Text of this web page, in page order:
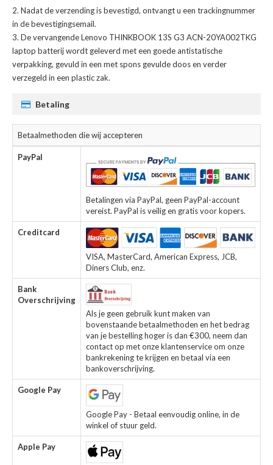
Nadat de verzending is bevestigd, ontvangt u een trackingnummer
in de bevestigingsemail.
Devervangende Lenovo THINKBOOK 13S G3 ACN-20YA002TKG
laptop batterijwordt geleverd met een goede antistatische
verpakking, gevuld in een met spons gevulde doos en verder
verzegeld in een plastic zak.
Betaling
Betaalmethoden die wij accepteren
PayPal
Betalingen via PayPal, geen PayPal-account
vereist. PayPal is veilig en gratis voor kopers.
Creditcard
VISA, MasterCard, American Express, JCB,
Diners Club, enz.
Bank
Overschrijving
Als je geen gebruik kunt maken van
bovenstaande betaalmethoden en het bedrag
van je bestelling hoger is dan €300, neem dan
contact op met onze klantenservice om onze
bankrekening te krijgen en betaal via een
bankoverschrijving.
Google Pay
Google Pay - Betaal eenvoudig online, in de
winkel of stuur geld.
Apple Pay